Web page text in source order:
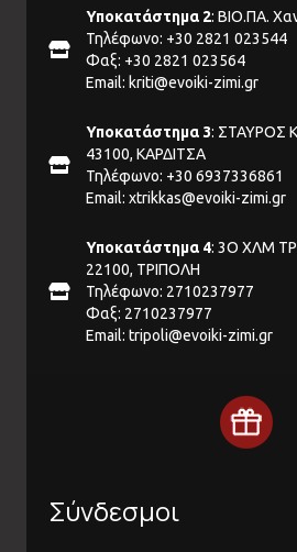
Υποκατάστημα 2: ΒΙΟ.ΠΑ.
Τηλέφωνο: +30 2821 023544
Φαξ: +30 2821 023564
Email: kriti@evoiki-zimi.gr
Υποκατάστημα 3: ΣΤΑΥΡΟΣ
43100, ΚΑΡΔΙΤΣΑ
Τηλέφωνο: +30 6937336861
Email: xtrikkas@evoiki-zimi.gr
Υποκατάστημα 4: 3Ο ΧΛΜ
22100, ΤΡΙΠΟΛΗ
Τηλέφωνο: 2710237977
Φαξ: 2710237977
Email: tripoli@evoiki-zimi.gr
Σύνδεσμοι